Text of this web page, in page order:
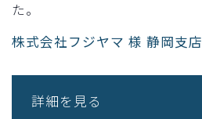
た。​
株式会社フジヤマ 様 静岡支店
詳細を見る